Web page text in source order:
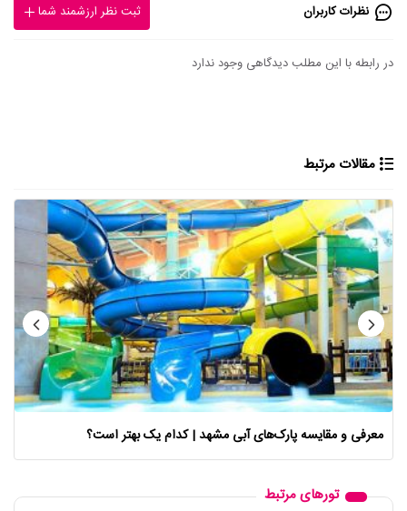
نظرات کاربران ثبت نظر ارزشمند شما
در رابطه با این مطلب دیدگاهی وجود ندارد
مقالات مرتبط
معرفی و مقایسه پارک‌های آبی مشهد | کدام یک بهتر است؟
تورهای مرتبط